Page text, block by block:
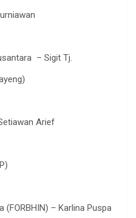
– Sigit Tj.
Arief
(FORBHIN) – Karlina Puspa